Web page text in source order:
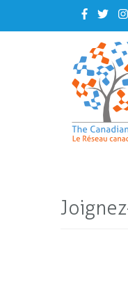
main
Facebook